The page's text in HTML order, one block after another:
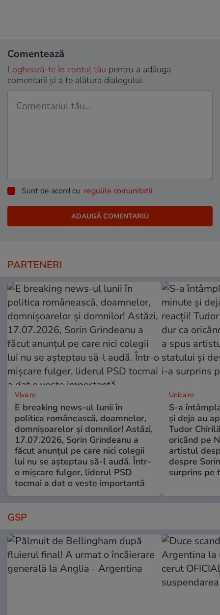
Comentează
Loghează-te în contul tău pentru a adăuga
comentarii și a te alătura dialogului.
Sunt de acord cu regulile comunitatii
PARTENERI
Viva.ro
E breaking news-ul lunii în
politica românească, doamnelor,
domnișoarelor și domnilor! Astăzi,
17.07.2026, Sorin Grindeanu a
făcut anunțul pe care nici colegii
lui nu se așteptau să-l audă. Într-
o mișcare fulger, liderul PSD
tocmai a dat o veste importantă
Unica.ro
S-a
și deja au
Tudor
oricând pe
artistul
despre
surprins pe
GSP